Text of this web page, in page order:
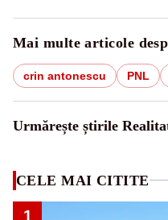
Mai multe articole
crin antonescu PNL
Urmărește știrile
CELE MAI CITITE
1